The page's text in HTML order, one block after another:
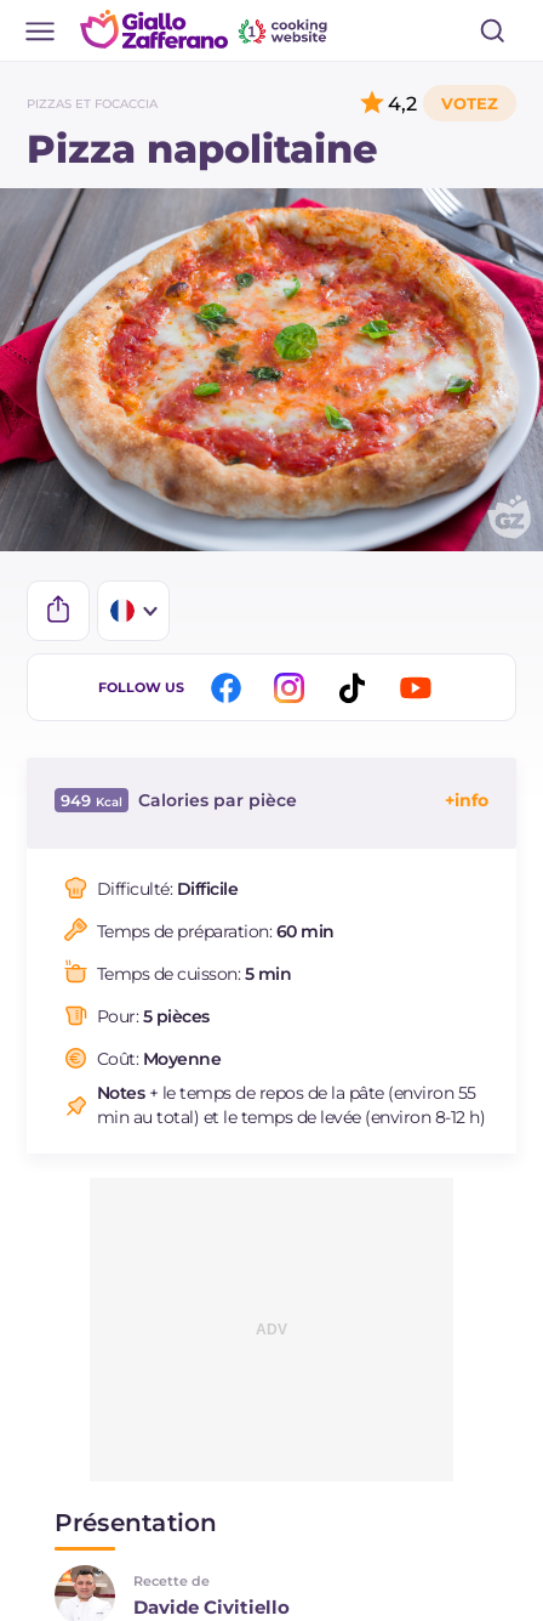
PIZZAS ET FOCACCIA
Pizza napolitaine
4,2
IT
BR
NL
FOLLOW US
949 Calories par pièce
Dont sucres
Protéine
Graisses
Fibre
Cholestérol
Sodium mg 1232
Difficulté: Difficile
Temps de préparation:60 min
Temps de cuisson:5 min
Pour:5 pièces
Coût: Moyenne
Notes+ le temps de repos de la pâte (environ 55
min au total) et le temps de levée (environ 8-12 h)
Présentation
Recette de
Davide Civitiello